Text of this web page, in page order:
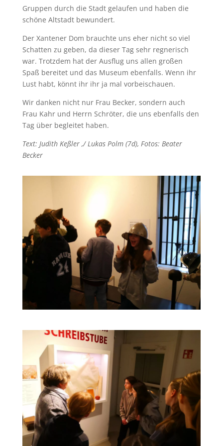
Gruppen durch die Stadt gelaufen und haben die
schöne Altstadt bewundert.
Der Xantener Dom brauchte uns eher nicht so viel
Schatten zu geben, da dieser Tag sehr regnerisch
war. Trotzdem hat der Ausflug uns allen großen
Spaß bereitet und das Museum ebenfalls. Wenn ihr
Lust habt, könnt ihr ihr ja mal vorbeischauen.
Wir danken nicht nur Frau Becker, sondern auch
Frau Kahr und Herrn Schröter, die uns ebenfalls den
Tag über begleitet haben.
Text: Judith Keßler ,/ Lukas Polm (7d), Fotos: Beater
Becker